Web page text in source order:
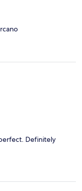
Definitely